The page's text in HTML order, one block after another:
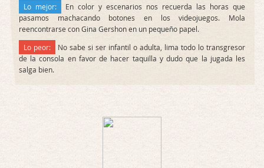
Lo mejor:
En color y escenarios nos recuerda las horas que
pasamos machacando botones en los videojuegos. Mola
reencontrarse con Gina Gershon en un pequeño papel.
Lo peor:
No sabe si ser infantil o adulta, lima todo lo transgresor
de la consola en favor de hacer taquilla y dudo que la jugada les
salga bien.